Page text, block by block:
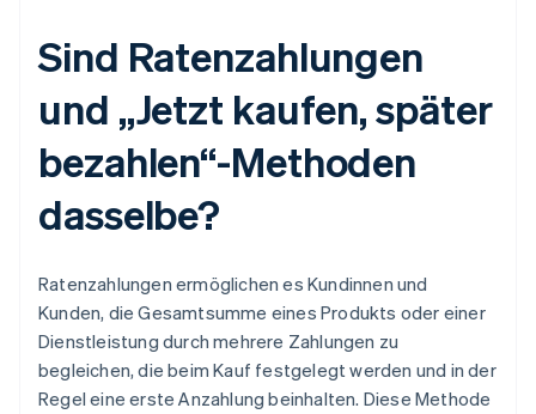
Sind Ratenzahlungen
und „Jetzt kaufen, später
bezahlen“-Methoden
dasselbe?
Ratenzahlungen ermöglichen es Kundinnen und
Kunden, die Gesamtsumme eines Produkts oder einer
Dienstleistung durch mehrere Zahlungen zu
begleichen, die beim Kauf festgelegt werden und in der
Regel eine erste Anzahlung beinhalten. Diese Methode